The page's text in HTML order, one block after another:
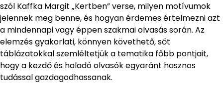
szól Kaffka Margit „Kertben” verse, milyen motívumok
jelennek meg benne, és hogyan érdemes értelmezni azt
a mindennapi vagy éppen szakmai olvasás során. Az
elemzés gyakorlati, könnyen követhető, sőt
táblázatokkal szemléltetjük a tematika főbb pontjait,
hogy a kezdő és haladó olvasók egyaránt hasznos
tudással gazdagodhassanak.